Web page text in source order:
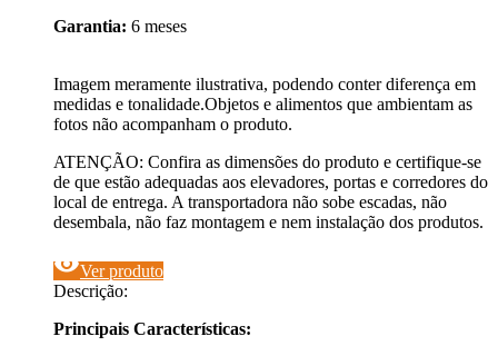
Garantia: 6 meses
Imagem meramente ilustrativa, podendo conter diferença em
medidas e tonalidade.Objetos e alimentos que ambientam as
fotos não acompanham o produto.
ATENÇÃO: Confira as dimensões do produto e certifique-se
de que estão adequadas aos elevadores, portas e corredores do
local de entrega. A transportadora não sobe escadas, não
desembala, não faz montagem e nem instalação dos produtos.
visibilityVer produto
Descrição:
Principais Características: